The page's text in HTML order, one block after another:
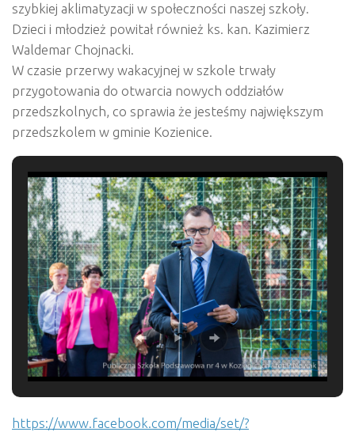
szybkiej aklimatyzacji w społeczności naszej szkoły.
Dzieci i młodzież powitał również ks. kan. Kazimierz
Waldemar Chojnacki.
W czasie przerwy wakacyjnej w szkole trwały
przygotowania do otwarcia nowych oddziałów
przedszkolnych, co sprawia że jesteśmy największym
przedszkolem w gminie Kozienice.
https://www.facebook.com/media/set/?